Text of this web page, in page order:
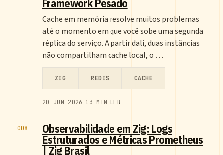
Framework Pesado
Cache em memória resolve muitos problemas
até o momento em que você sobe uma segunda
réplica do serviço. A partir dali, duas instâncias
não compartilham cache local, o …
ZIG REDIS CACHE
20 JUN 2026 13 MIN LER
008 Observabilidade em Zig: Logs
Estruturados e Métricas Prometheus
| Zig Brasil